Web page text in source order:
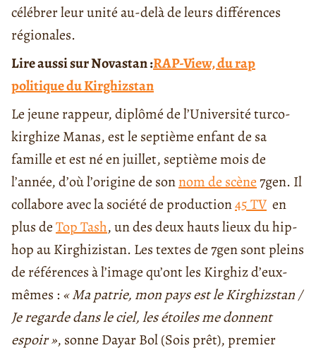
célébrer leur unité au-delà de leurs différences
régionales.
Lire aussi sur Novastan :RAP-View, du rap
politique du Kirghizstan
Le jeune rappeur, diplômé de l’Université turco-
kirghize Manas, est le septième enfant de sa
famille et est né en juillet, septième mois de
l’année, d’où l’origine de sonnom de scène7gen. Il
collabore avec la société de production45 TVen
plus deTop Tash, un des deux hauts lieux du hip-
hop au Kirghizistan. Les textes de 7gen sont pleins
de références à l’image qu’ont les Kirghiz d’eux-
mêmes : « Ma patrie, mon pays est le Kirghizstan /
Je regarde dans le ciel, les étoiles me donnent
espoir », sonne Dayar Bol (Sois prêt), premier